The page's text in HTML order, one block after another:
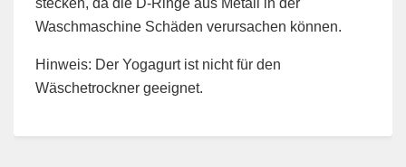
Waschmaschine Schäden verursachen können.
Hinweis: Der Yogagurt ist nicht für den
Wäschetrockner geeignet.